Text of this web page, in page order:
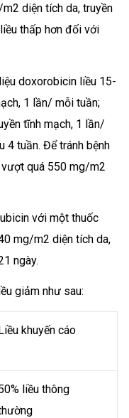
diện tích da, truyền
thấp hơn đối với
doxorobicin liều 15-
1 lần/ mỗi tuần;
tĩnh mạch, 1 lần/
4 tuần. Để tránh bệnh
quá 550 mg/m2
với một thuốc
mg/m2 diện tích da,
ngày.
giảm như sau:
khuyến cáo
liều thông